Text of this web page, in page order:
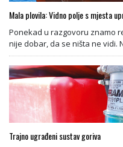
Mala plovila: Vidno polje s mjesta
Ponekad u razgovoru znamo
nije dobar, da se ništa ne vidi.
Trajno ugrađeni sustav goriva